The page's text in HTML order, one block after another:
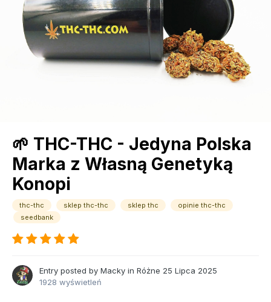
🌱 THC-THC - Jedyna Polska
Marka z Własną Genetyką
Konopi
thc-thc sklep thc-thc sklep thc
opinie thc-thc
seedbank
Entry posted by Macky in Różne 25 Lipca 2025
1928 wyświetleń